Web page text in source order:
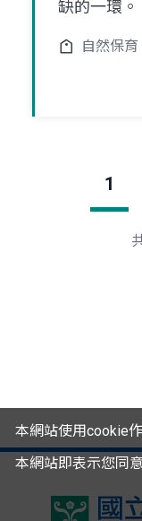
缺的一環。
自然保育
1
國
本網站使用cookie
本網站即表示您同